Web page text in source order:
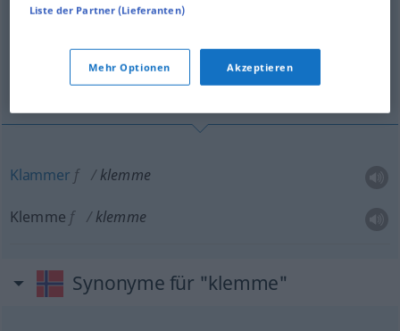
Übersicht aller Übersetzungen
(Für mehr Details die Übersetzung anklicken/antippen)
Klammer, Klemme
Klammer f klemme
Klemme f klemme
Synonyme für "klemme"
Liste der Partner (Lieferanten)
Mehr Optionen Akzeptieren